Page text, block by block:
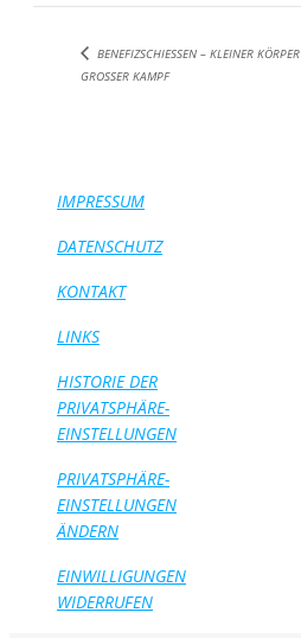
BENEFIZSCHIESSEN – KLEINER KÖRPER G
ROSSER KAMPF
IMPRESSUM
DATENSCHUTZ
KONTAKT
LINKS
HISTORIE DER
PRIVATSPHÄRE-
EINSTELLUNGEN
PRIVATSPHÄRE-
EINSTELLUNGEN
ÄNDERN
EINWILLIGUNGEN
WIDERRUFEN